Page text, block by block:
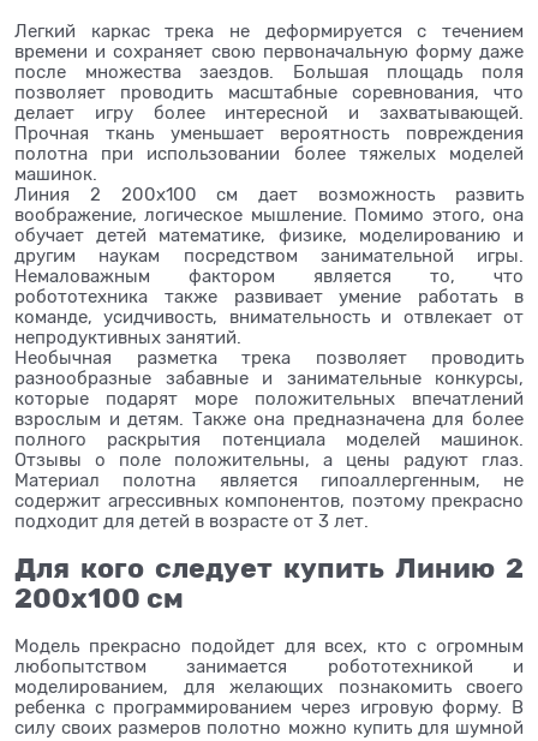
Легкий каркас трека не деформируется с течением
времени и сохраняет свою первоначальную форму даже
после множества заездов. Большая площадь поля
позволяет проводить масштабные соревнования, что
делает игру более интересной и захватывающей.
Прочная ткань уменьшает вероятность повреждения
полотна при использовании более тяжелых моделей
машинок.
Линия 2 200х100 см дает возможность развить
воображение, логическое мышление. Помимо этого, она
обучает детей математике, физике, моделированию и
другим наукам посредством занимательной игры.
Немаловажным фактором является то, что
робототехника также развивает умение работать в
команде, усидчивость, внимательность и отвлекает от
непродуктивных занятий.
Необычная разметка трека позволяет проводить
разнообразные забавные и занимательные конкурсы,
которые подарят море положительных впечатлений
взрослым и детям. Также она предназначена для более
полного раскрытия потенциала моделей машинок.
Отзывы о поле положительны, а цены радуют глаз.
Материал полотна является гипоаллергенным, не
содержит агрессивных компонентов, поэтому прекрасно
подходит для детей в возрасте от 3 лет.
Для кого следует купить Линию 2
200х100 см
Модель прекрасно подойдет для всех, кто с огромным
любопытством занимается робототехникой и
моделированием, для желающих познакомить своего
ребенка с программированием через игровую форму. В
силу своих размеров полотно можно купить для шумной